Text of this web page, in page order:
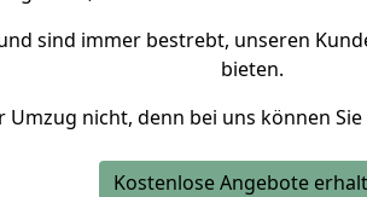
sind immer bestrebt, unseren
bieten.
nicht, denn bei uns können Sie
Kostenlose Angebote